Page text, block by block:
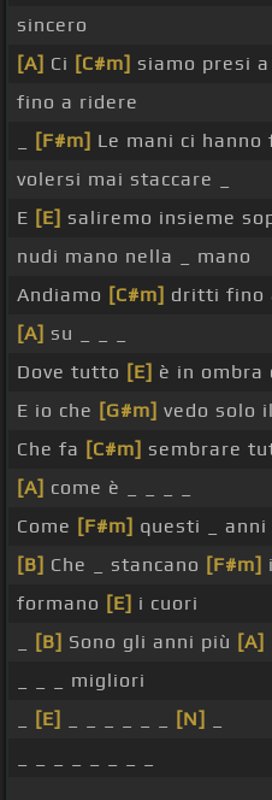
sincero
[A] Ci [C#m] siamo presi
fino a ridere
[F#m] Le mani ci
volersi mai staccare _
E [E] saliremo insieme
nudi mano nella _ mano
Andiamo [C#m] dritti fino
[A] su _ _ _
Dove tutto [E] è in ombra
E io che [G#m] vedo solo
Che fa [C#m] sembrare
[A] come è _ _ _ _
Come [F#m] questi _ anni
[B] Che _ stancano [F#m]
formano [E] i cuori
[B] Sono gli anni più [A]
_ _ _ migliori
[E] [N]